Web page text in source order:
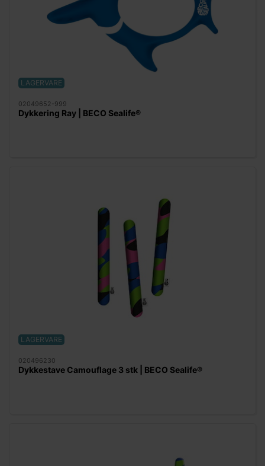
LAGERVARE
02049652-999
Dykkering Ray | BECO Sealife®
LAGERVARE
020496230
Dykkestave Camouflage 3 stk | BECO Sealife®